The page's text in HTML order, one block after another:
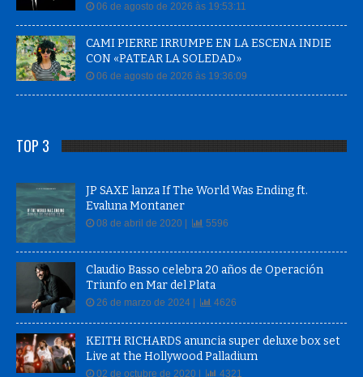
06 de agosto de 2026 às 19:53:11
CAMI PIERRE IRRUMPE EN LA ESCENA INDIE
CON «PATEAR LA SOLEDAD»
06 de agosto de 2026 às 19:36:09
TOP 3
JP SAXE lanza If The World Was Ending ft.
Evaluna Montaner
08 de abril de 2020 | 5596
Claudio Basso celebra 20 años de Operación
Triunfo en Mar del Plata
26 de marzo de 2024 | 4626
KEITH RICHARDS anuncia super deluxe box set
Live at the Hollywood Palladium
02 de octubre de 2020 | 4321